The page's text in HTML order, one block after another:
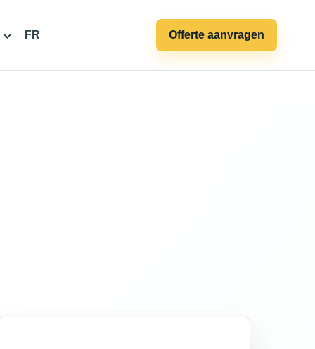
FR Offerte aanvragen